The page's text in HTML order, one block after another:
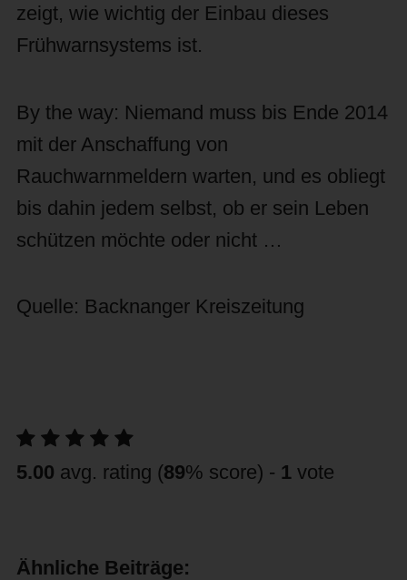
zeigt, wie wichtig der Einbau dieses
Frühwarnsystems ist.
By the way: Niemand muss bis Ende 2014
mit der Anschaffung von
Rauchwarnmeldern warten, und es obliegt
bis dahin jedem selbst, ob er sein Leben
schützen möchte oder nicht …
Quelle: Backnanger Kreiszeitung
5.00 avg. rating (89% score) - 1vote
Ähnliche Beiträge: